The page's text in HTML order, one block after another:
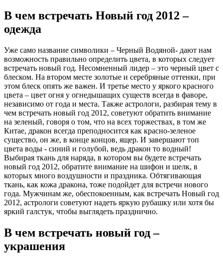
В чем встречать Новый год 2012 –
одежда
Уже само название символики – Черный Водяной- дают нам
возможность правильно определить цвета, в которых следует
встречать новый год. Несомненный лидер – это черный цвет с
блеском. На втором месте золотые и серебряные оттенки, при
этом блеск опять же важен. И третье место у яркого красного
цвета – цвет огня у огнедышащих существ всегда в фаворе,
независимо от года и места. Также астрологи, разбирая тему в
чем встречать новый год 2012, советуют обратить внимание
на зеленый, говоря о том, что на всех торжествах, в том же
Китае, дракон всегда преподносится как красно-зеленое
существо, он же, в конце концов, ящер. И завершают топ
цвета воды - синий и голубой, ведь дракон то водный!
Выбирая ткань для наряда, в котором вы будете встречать
новый год 2012, обратите внимание на шифон и шелк, в
которых много воздушности и праздника. Обтягивающая
ткань, как кожа дракона, тоже подойдет для встречи нового
года. Мужчинам же, обеспокоенным, как встречать Новый год
2012, астрологи советуют надеть яркую рубашку или хотя бы
яркий галстук, чтобы выглядеть празднично.
В чем встречать новый год –
украшения